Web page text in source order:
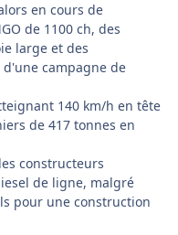
en cours de
de 1100 ch, des
large et des
campagne de
140 km/h en tête
de 417 tonnes en
constructeurs
de ligne, malgré
pour une construction